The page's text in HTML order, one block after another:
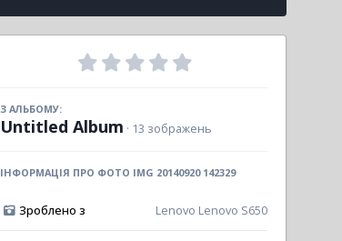
З АЛЬБОМУ:
Untitled Album · 13 зображень
ІНФОРМАЦІЯ ПРО ФОТО IMG 20140920 142329
Зроблено з Lenovo Lenovo S650